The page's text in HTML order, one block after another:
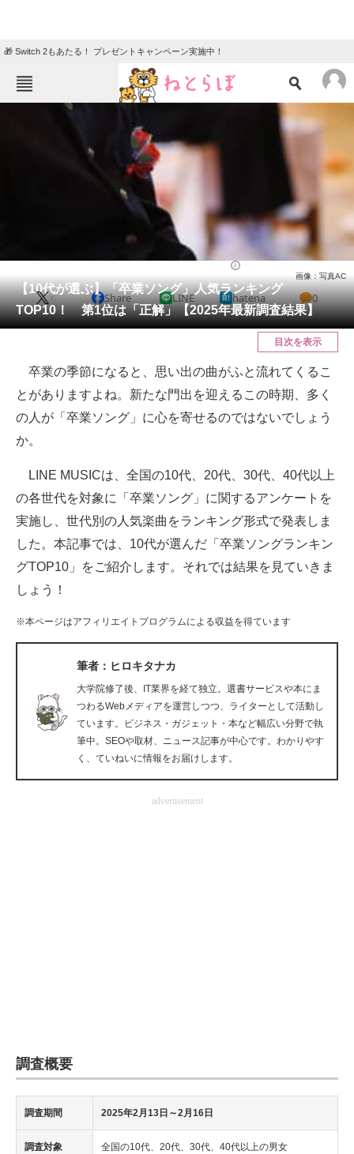
🎁 Switch 2もあたる！ プレゼントキャンペーン実施中！
ねとらぼメニュー
教育・育児
リサーチ
会員記事
メディア
ITの今と未来を見通す
スマホと通信の最新トレンド
好きが集まる 比べて選べる
ビジネスと働き方のヒント
企業ITのトレンドを詳説
経営リーダーのコミュニティ
マーケ×ITの今がよく分かる
ITエンジニア向け専門サイト
企業向けIT製品の総合サイト
IT製品の技術・比較・事例
製造業のIT導入・活用を支援
【10代が選ぶ】「卒業ソング」人気ランキング
TOP10！ 第1位は「正解」【2025年最新調査結果】
画像：写真AC
X Share LINE hatena 0
目次を表示
卒業の季節になると、思い出の曲がふと流れてくるこ
とがありますよね。新たな門出を迎えるこの時期、多く
の人が「卒業ソング」に心を寄せるのではないでしょう
か。
LINE MUSICは、全国の10代、20代、30代、40代以上
の各世代を対象に「卒業ソング」に関するアンケートを
実施し、世代別の人気楽曲をランキング形式で発表しま
した。本記事では、10代が選んだ「卒業ソングランキン
グTOP10」をご紹介します。それでは結果を見ていきま
しょう！
※本ページはアフィリエイトプログラムによる収益を得ています
筆者：ヒロキタナカ
大学院修了後、IT業界を経て独立。選書サービスや本にま
つわるWebメディアを運営しつつ、ライターとして活動し
ています。ビジネス・ガジェット・本など幅広い分野で執
筆中。SEOや取材、ニュース記事が中心です。わかりやす
く、ていねいに情報をお届けします。
advertisement
調査概要
調査期間 2025年2月13日～2月16日
調査対象 全国の10代、20代、30代、40代以上の男女